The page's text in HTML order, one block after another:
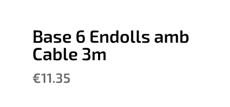
Base 6 Endolls amb
Cable 3m
€11.35